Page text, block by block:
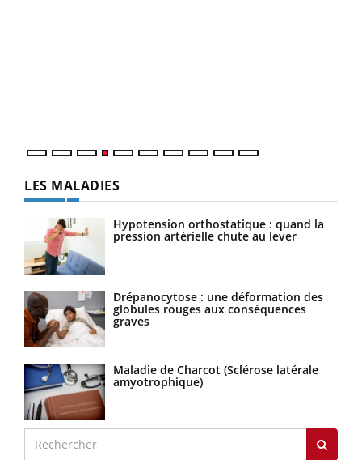
LES MALADIES
Hypotension orthostatique : quand la
pression artérielle chute au lever
Drépanocytose : une déformation des
globules rouges aux conséquences
graves
Maladie de Charcot (Sclérose latérale
amyotrophique)